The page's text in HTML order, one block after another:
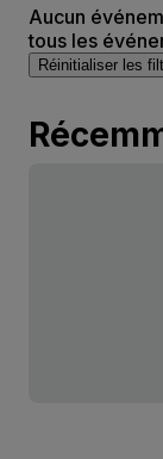
Aucun
tous les
Réinitialiser les